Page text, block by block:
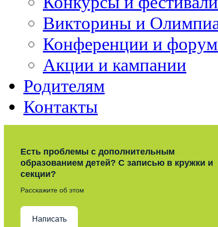
Викторины и
Конференции и
Акции и кампании
Родителям
Контакты
Есть проблемы с дополнительным
образованием детей? С записью в кружки и
секции?
Расскажите об этом
Написать